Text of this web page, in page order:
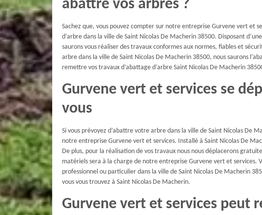
abattre vos arbres ?
Sachez que, vous pouvez compter sur notre entreprise Gurvene vert et
d’arbre dans la ville de Saint Nicolas De Macherin 38500. Disposant
saurons vous réaliser des travaux conformes aux normes, fiables et
arbre dans la ville de Saint Nicolas De Macherin 38500, nous saurons
remettre vos travaux d’abattage d’arbre Saint Nicolas De Macherin
Gurvene vert et services se
vous
Si vous prévoyez d’abattre votre arbre dans la ville de Saint Nicolas De
notre entreprise Gurvene vert et services. Installé à Saint Nicolas De
De plus, pour la réalisation de vos travaux nous nous déplacerons
matériels sera à la charge de notre entreprise Gurvene vert et services.
professionnel ou particulier dans la ville de Saint Nicolas De Macherin
vous vous trouvez à Saint Nicolas De Macherin.
Gurvene vert et services peut